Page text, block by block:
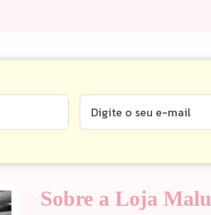
Sobre a Loja Malu